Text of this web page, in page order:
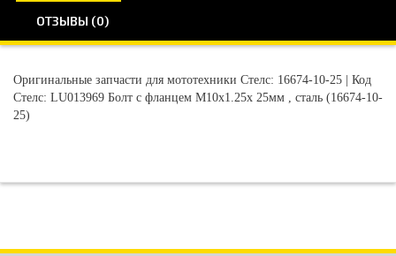
ОТЗЫВЫ (0)
Оригинальные запчасти для мототехники Стелс: 16674-10-25 | Код
Стелс: LU013969 Болт с фланцем М10х1.25х 25мм , сталь (16674-10-
25)